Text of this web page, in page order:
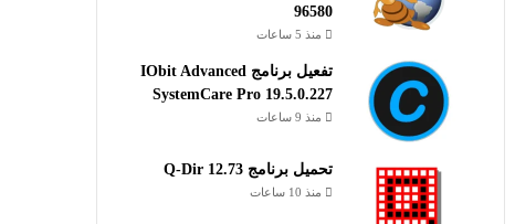
96580
منذ 5 ساعات
تفعيل برنامج IObit Advanced
SystemCare Pro 19.5.0.227
منذ 9 ساعات
تحميل برنامج Q-Dir 12.73
منذ 10 ساعات